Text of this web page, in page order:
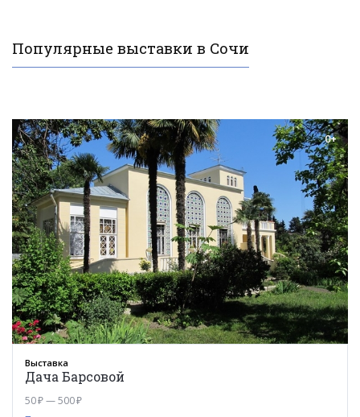
Популярные выставки в Сочи
0+
Выставка
Дача Барсовой
50 ₽ — 500 ₽